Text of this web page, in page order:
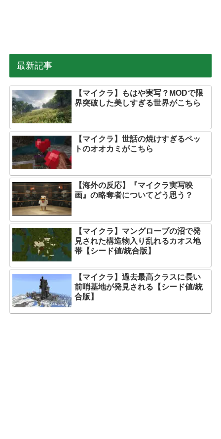
最新記事
【マイクラ】もはや実写？MODで限
界突破した美しすぎる世界がこちら
【マイクラ】世話の焼けすぎるペッ
トのオオカミがこちら
【海外の反応】『マイクラ実写映
画』の略奪者についてどう思う？
【マイクラ】マングローブの沼で発
見された構造物入り乱れるカオス地
帯【シード値/統合版】
【マイクラ】過去最高クラスに長い
前哨基地が発見される【シード値/統
合版】